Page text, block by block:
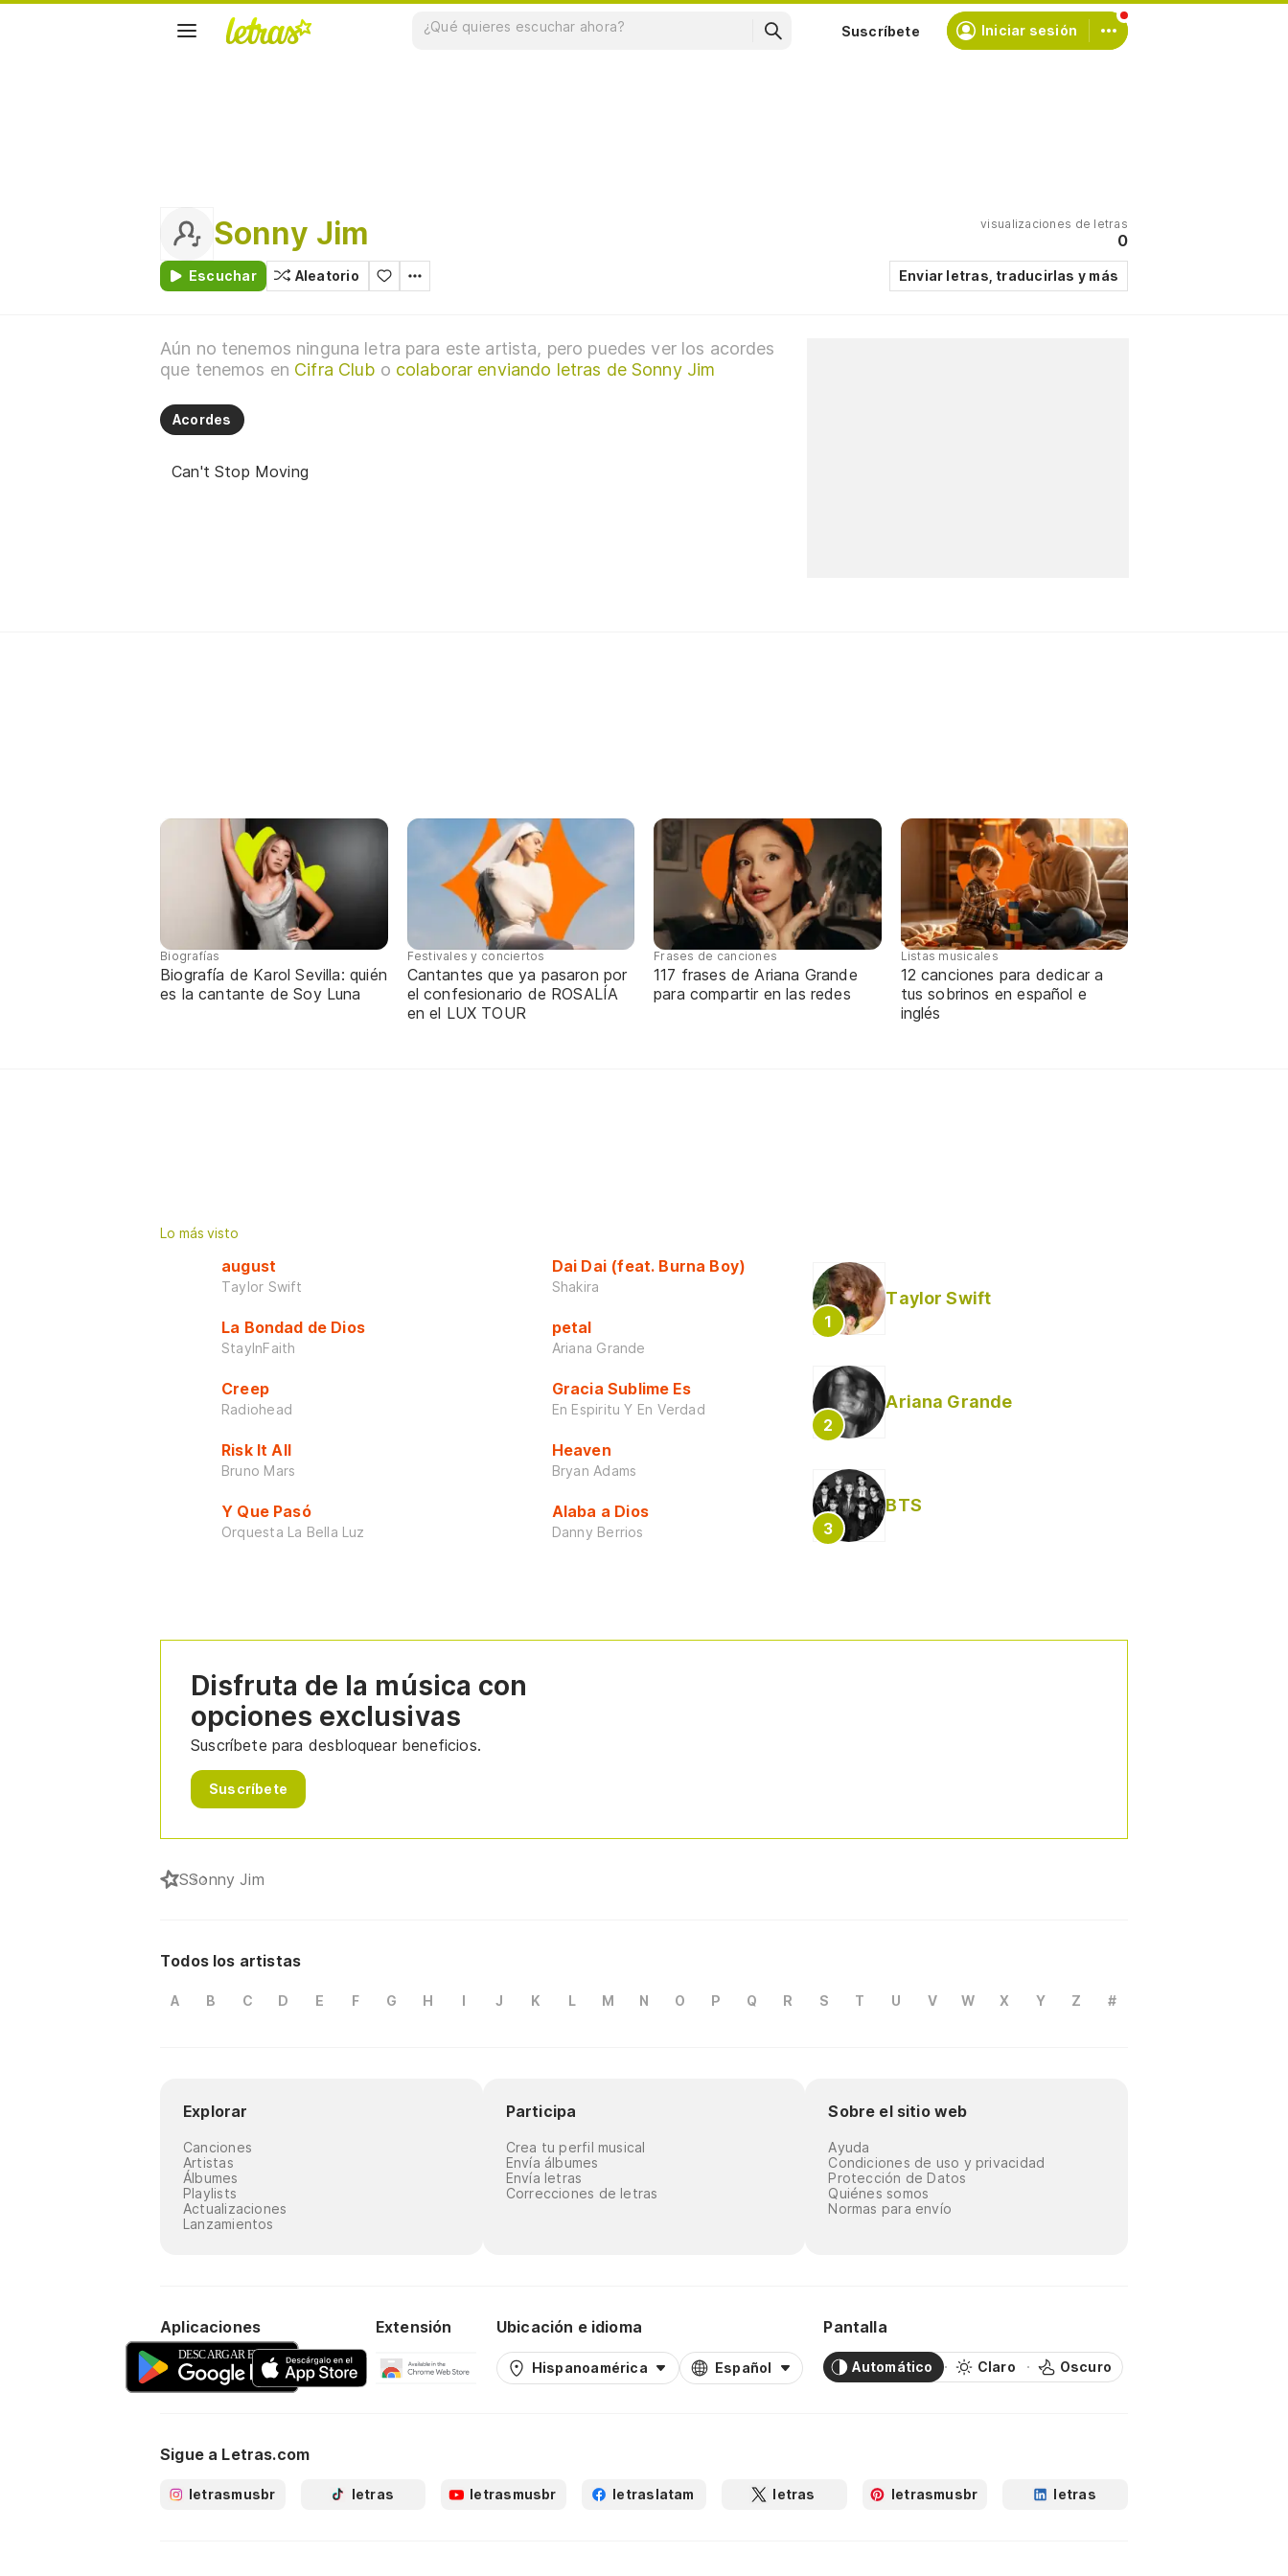
Suscríbete Iniciar sesión
Sonny Jim
Escuchar Aleatorio
visualizaciones de letras
0
Enviar letras, traducirlas y más
Aún no tenemos ninguna letra para este artista, pero puedes ver los acordes
que tenemos en Cifra Club o colaborar enviando letras de Sonny Jim
Acordes
Can't Stop Moving
Biografías
Biografía de Karol Sevilla: quién
es la cantante de Soy Luna
Festivales y conciertos
Cantantes que ya pasaron por
el confesionario de ROSALÍA
en el LUX TOUR
Frases de canciones
117 frases de Ariana Grande
para compartir en las redes
Listas musicales
12 canciones para dedicar a
tus sobrinos en español e
inglés
Lo más visto
august
Taylor Swift
La Bondad de Dios
StayInFaith
Creep
Radiohead
Risk It All
Bruno Mars
Y Que Pasó
Orquesta La Bella Luz
Dai Dai (feat. Burna Boy)
Shakira
petal
Ariana Grande
Gracia Sublime Es
En Espiritu Y En Verdad
Heaven
Bryan Adams
Alaba a Dios
Danny Berrios
Taylor Swift
Ariana Grande
BTS
Disfruta de la música con
opciones exclusivas
Suscríbete para desbloquear beneficios.
Suscríbete
SSonny Jim
Todos los artistas
A B C D E F G H I J K L M N O P Q R S T U V W X Y Z #
Explorar
Canciones
Artistas
Álbumes
Playlists
Actualizaciones
Lanzamientos
Participa
Crea tu perfil musical
Envía álbumes
Envía letras
Correcciones de letras
Sobre el sitio web
Ayuda
Condiciones de uso y privacidad
Protección de Datos
Quiénes somos
Normas para envío
Aplicaciones Extensión Ubicación e idioma
Hispanoamérica Español
Pantalla
Automático Claro Oscuro
Sigue a Letras.com
letrasmusbr letras letrasmusbr letraslatam letras letrasmusbr letras